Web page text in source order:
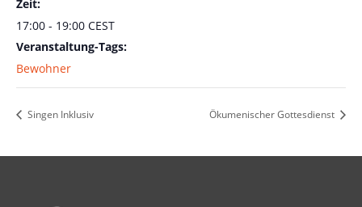
Zeit:
17:00 - 19:00 CEST
Veranstaltung-Tags:
Bewohner
Singen Inklusiv Ökumenischer Gottesdienst